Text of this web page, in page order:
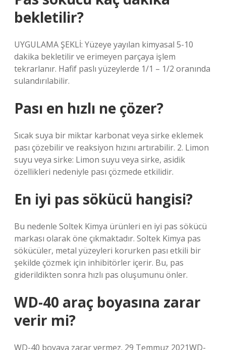
bekletilir?
UYGULAMA ŞEKLİ: Yüzeye yayılan kimyasal 5-10
dakika bekletilir ve erimeyen parçaya işlem
tekrarlanır. Hafif paslı yüzeylerde 1/1 – 1/2 oranında
sulandırılabilir.
Pası en hızlı ne çözer?
Sıcak suya bir miktar karbonat veya sirke eklemek
pası çözebilir ve reaksiyon hızını artırabilir. 2. Limon
suyu veya sirke: Limon suyu veya sirke, asidik
özellikleri nedeniyle pası çözmede etkilidir.
En iyi pas sökücü hangisi?
Bu nedenle Soltek Kimya ürünleri en iyi pas sökücü
markası olarak öne çıkmaktadır. Soltek Kimya pas
sökücüler, metal yüzeyleri korurken pası etkili bir
şekilde çözmek için inhibitörler içerir. Bu, pas
giderildikten sonra hızlı pas oluşumunu önler.
WD-40 araç boyasına zarar
verir mi?
WD-40 boyaya zarar vermez. 29 Temmuz 2021WD-